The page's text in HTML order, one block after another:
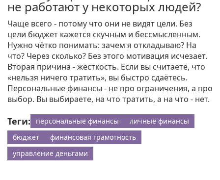
не работают у некоторых людей?
Чаще всего - потому что они не видят цели. Без
цели бюджет кажется скучным и бессмысленным.
Нужно чётко понимать: зачем я откладываю? На
что? Через сколько? Без этого мотивация исчезает.
Вторая причина - жёсткость. Если вы считаете, что
«нельзя ничего тратить», вы быстро сдаётесь.
Персональные финансы - не про ограничения, а про
выбор. Вы выбираете, на что тратить, а на что - нет.
Теги: персональные финансы
личные финансы
бюджет
финансовая грамотность
управление деньгами